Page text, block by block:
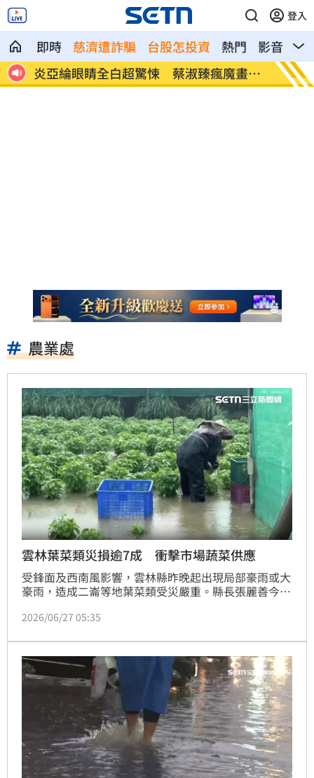
登入
即時 慈濟遭詐騙 台股怎投資 熱門 影音
熱
面
林萱瑜一拍八點檔就是7年 鬆口未來動向
楊銘
出
農業處
雲林葉菜類災損逾7成 衝擊市場蔬菜供應
受鋒面及西南風影響，雲林縣昨晚起出現局部豪雨或大
豪雨，造成二崙等地葉菜類受災嚴重。縣長張麗善今天
後續市場蔬菜供應。
2026/06/27 05:35